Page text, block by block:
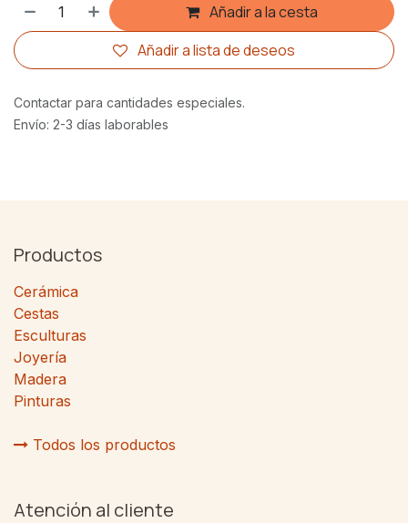
Añadir a la cesta
Añadir a lista de deseos
Contactar para cantidades especiales.
Envío: 2-3 días laborables
Productos
Cerámica
Cestas
Esculturas
Joyería
Madera
Pinturas
Todos los productos
Atención al cliente